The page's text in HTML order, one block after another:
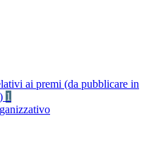
ai premi (da pubblicare in
1